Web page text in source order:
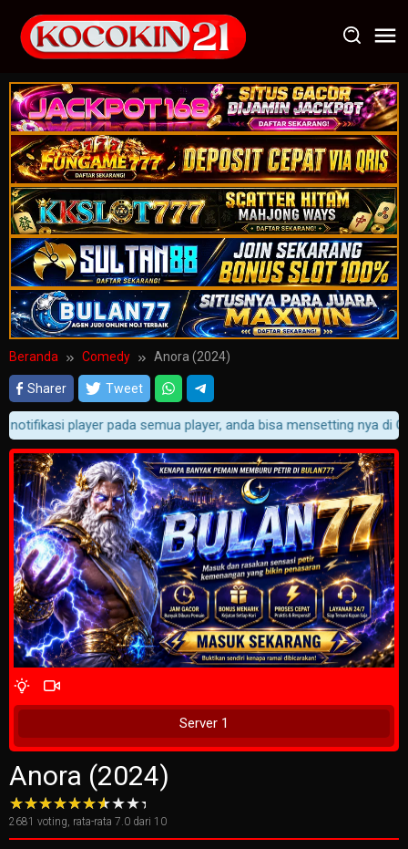
konten
Beranda Comedy Anora (2024)
Sharer Tweet
player pada semua player, anda bisa mensetting nya di
Tunggu 2 Detik
4 Wait Time
Server 1
Anora (2024)
2681 voting, rata-rata 7.0 dari 10